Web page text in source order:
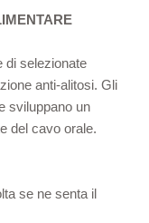
di selezionate
anti-alitosi. Gli
sviluppano un
del cavo orale.
se ne senta il